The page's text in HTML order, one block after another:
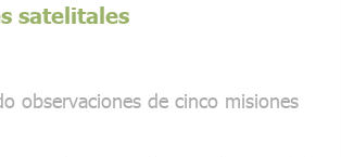
satelitales
observaciones de cinco misiones